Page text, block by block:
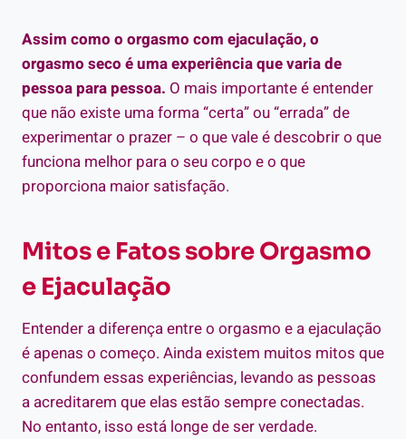
Assim como o orgasmo com ejaculação, o
orgasmo seco é uma experiência que varia de
pessoa para pessoa. O mais importante é entender
que não existe uma forma “certa” ou “errada” de
experimentar o prazer – o que vale é descobrir o que
funciona melhor para o seu corpo e o que
proporciona maior satisfação.
Mitos e Fatos sobre Orgasmo
e Ejaculação
Entender a diferença entre o orgasmo e a ejaculação
é apenas o começo. Ainda existem muitos mitos que
confundem essas experiências, levando as pessoas
a acreditarem que elas estão sempre conectadas.
No entanto, isso está longe de ser verdade.